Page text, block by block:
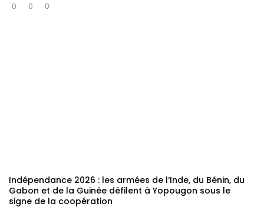
0
0 0
Indépendance 2026 : les armées de l’Inde, du Bénin, du
Gabon et de la Guinée défilent à Yopougon sous le
signe de la coopération